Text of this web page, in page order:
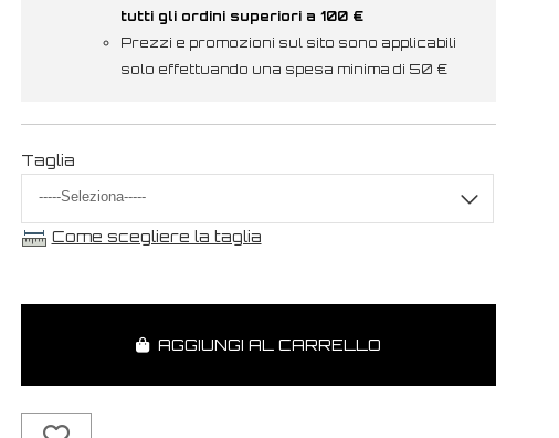
tutti gli ordini superiori a 100 €
Prezzi e promozioni sul sito sono applicabili
solo effettuando una spesa minima di 50 €
Taglia
Come scegliere la taglia
AGGIUNGI AL CARRELLO